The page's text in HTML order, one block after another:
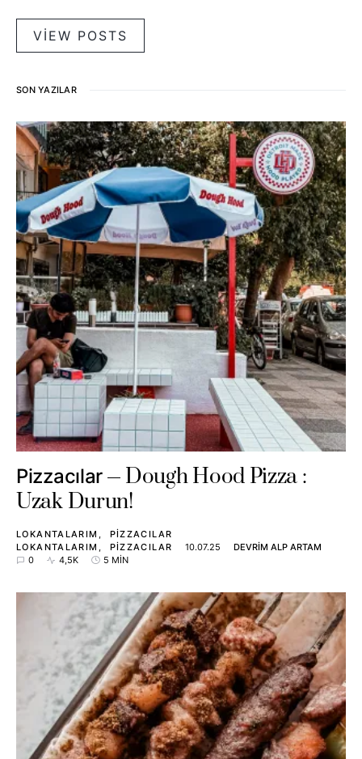
VIEW POSTS
SON YAZILAR
Pizzacılar
Dough Hood Pizza :
Uzak Durun!
LOKANTALARIM
PIZZACILAR
LOKANTALARIM
PIZZACILAR 10.07.25
DEVRIM ALP ARTAM
0
4,5K 5 MIN